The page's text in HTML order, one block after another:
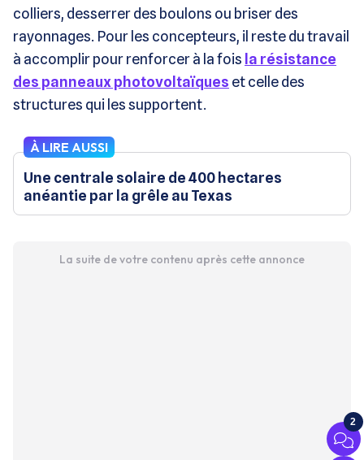
colliers, desserrer des boulons ou briser des
rayonnages. Pour les concepteurs, il reste du travail
à accomplir pour renforcer à la fois la résistance
des panneaux photovoltaïques et celle des
structures qui les supportent.
À LIRE AUSSI
Une centrale solaire de 400 hectares
anéantie par la grêle au Texas
La suite de votre contenu après cette annonce
2